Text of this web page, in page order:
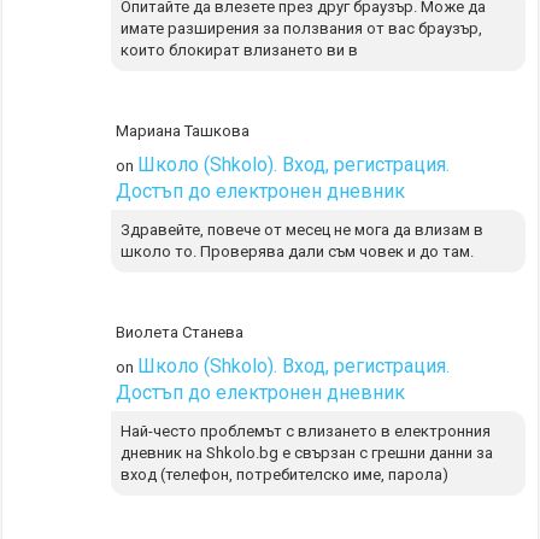
Опитайте да влезете през друг браузър. Може да
имате разширения за ползвания от вас браузър,
които блокират влизането ви в
Мариана Ташкова
on Школо (Shkolo). Вход, регистрация.
Достъп до електронен дневник
Здравейте, повече от месец не мога да влизам в
школо то. Проверява дали съм човек и до там.
Виолета Станева
on Школо (Shkolo). Вход, регистрация.
Достъп до електронен дневник
Най-често проблемът с влизането в електронния
дневник на Shkolo.bg е свързан с грешни данни за
вход (телефон, потребителско име, парола)